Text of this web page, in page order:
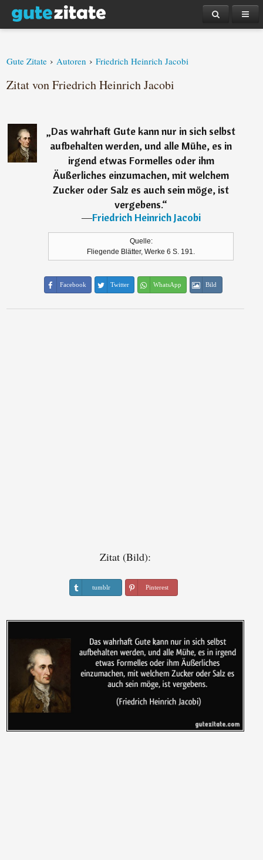
Gute Zitate › Autoren › Friedrich Heinrich Jacobi
Zitat von Friedrich Heinrich Jacobi
„Das wahrhaft Gute kann nur in sich selbst
aufbehalten werden, und alle Mühe, es in
irgend etwas Formelles oder ihm
Äußerliches einzumachen, mit welchem
Zucker oder Salz es auch sein möge, ist
vergebens.“
―Friedrich Heinrich Jacobi
Quelle:
Fliegende Blätter, Werke 6 S. 191.
Facebook Twitter WhatsApp Bild
Zitat (Bild):
tumblr Pinterest